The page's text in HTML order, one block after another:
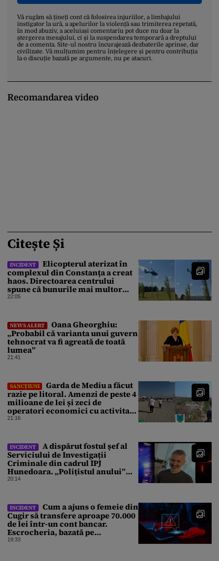
Vă rugăm să țineți cont că folosirea injuriilor, a limbajului
instigator la ură, a apelurilor la violență sau trimiterea repetată,
în mod abuziv, a aceluiași comentariu pot duce nu doar la
ștergerea mesajului, ci și la suspendarea temporară a dreptului
de a comenta. Site-ul nostru încurajează dezbaterile aprinse, dar
civilizate. Vă mulțumim pentru înțelegere și pentru contribuția
la o discuție bazată pe argumente, nu pe atacuri.
Recomandarea video
Citește Și
INCIDENT
Elicopterul aterizat în
complexul din Constanța a creat
haos. Directoarea centrului
spune că bunurile mai multor
clienți ar fi dispărut
22:05
NEWS ALERT
Oana Gheorghiu:
„Probabil că varianta unui guvern
tehnocrat va fi agreată de toată
lumea”
21:41
SANCȚIUNI
Garda de Mediu a făcut
razie pe litoral. Amenzi de peste 4
milioane de lei și zeci de
operatori economici cu activitate
suspendată
21:16
INCIDENT
A dispărut fostul șef al
Serviciului de Investigații
Criminale din cadrul IPJ
Hunedoara. „Polițistul anului”
este de negăsit de 2 zile
20:14
INCIDENT
Cum a ajuns o femeie din
Cugir să transfere aproape 70.000
de lei într-un cont bancar.
Escrocheria, bazată pe
Inteligența Artificială
19:33